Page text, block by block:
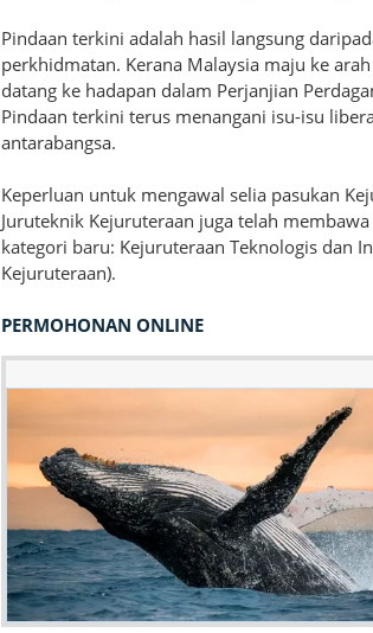
Pindaan terkini adalah hasil langsung
perkhidmatan. Kerana Malaysia maju ke
datang ke hadapan dalam Perjanjian
Pindaan terkini terus menangani isu-isu
antarabangsa.
Keperluan untuk mengawal selia pasukan
Juruteknik Kejuruteraan juga telah
kategori baru: Kejuruteraan Teknologis dan
Kejuruteraan).
PERMOHONAN ONLINE